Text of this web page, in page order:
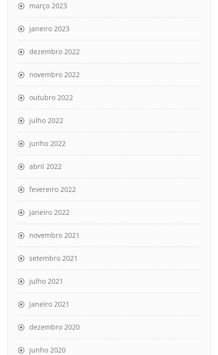
março 2023
janeiro 2023
dezembro 2022
novembro 2022
outubro 2022
julho 2022
junho 2022
abril 2022
fevereiro 2022
janeiro 2022
novembro 2021
setembro 2021
julho 2021
janeiro 2021
dezembro 2020
junho 2020